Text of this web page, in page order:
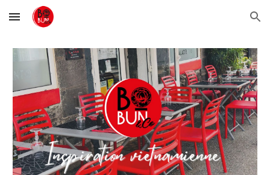
Skip to main content Skip to navigation